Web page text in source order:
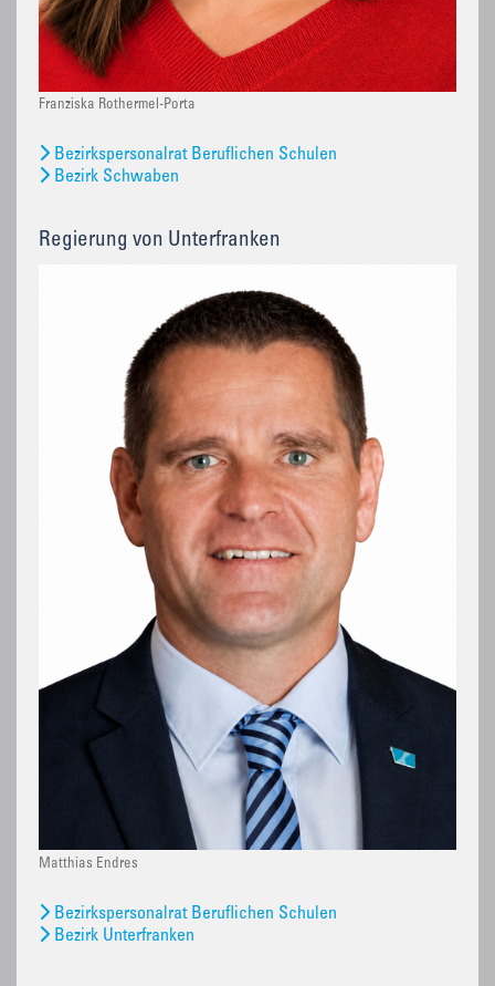
Franziska Rothermel-Porta
Bezirkspersonalrat Beruflichen Schulen
Bezirk Schwaben
Regierung von Unterfranken
Matthias Endres
Bezirkspersonalrat Beruflichen Schulen
Bezirk Unterfranken